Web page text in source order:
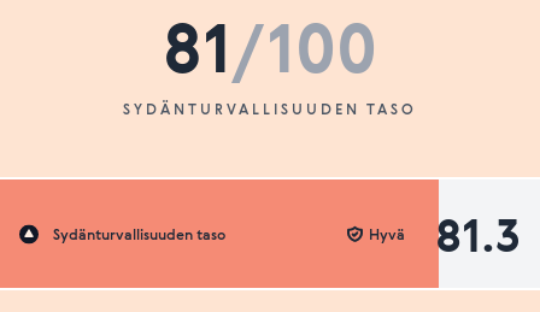
81/100
SYDÄNTURVALLISUUDEN TASO
Sydänturvallisuuden taso 81.3
Hyvä